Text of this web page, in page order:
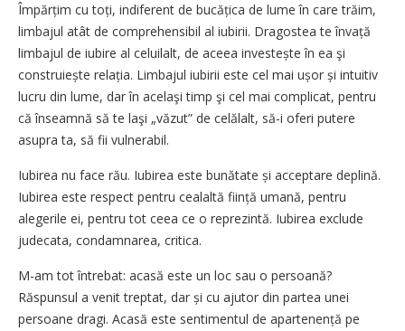
Împărțim cu toți, indiferent de bucățica de lume în care trăim,
limbajul atât de comprehensibil al iubirii. Dragostea te învață
limbajul de iubire al celuilalt, de aceea investește în ea şi
construiește relația. Limbajul iubirii este cel mai ușor și intuitiv
lucru din lume, dar în acelaşi timp şi cel mai complicat, pentru
că înseamnă să te laşi „văzut” de celălalt, să-i oferi putere
asupra ta, să fii vulnerabil.
Iubirea nu face rău. Iubirea este bunătate și acceptare deplină.
Iubirea este respect pentru cealaltă ființă umană, pentru
alegerile ei, pentru tot ceea ce o reprezintă. Iubirea exclude
judecata, condamnarea, critica.
M-am tot întrebat: acasă este un loc sau o persoană?
Răspunsul a venit treptat, dar și cu ajutor din partea unei
persoane dragi. Acasă este sentimentul de apartenență pe